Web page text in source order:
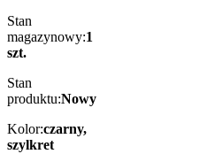
Stan
magazynowy:1
szt.
Stan
produktu:Nowy
Kolor:czarny,
szylkret